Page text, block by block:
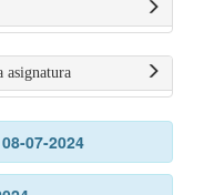
asignatura
08-07-2024